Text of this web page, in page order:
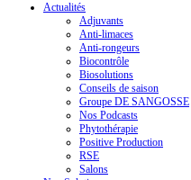
Actualités
Adjuvants
Anti-limaces
Anti-rongeurs
Biocontrôle
Biosolutions
Conseils de saison
Groupe DE SANGOSSE
Nos Podcasts
Phytothérapie
Positive Production
RSE
Salons